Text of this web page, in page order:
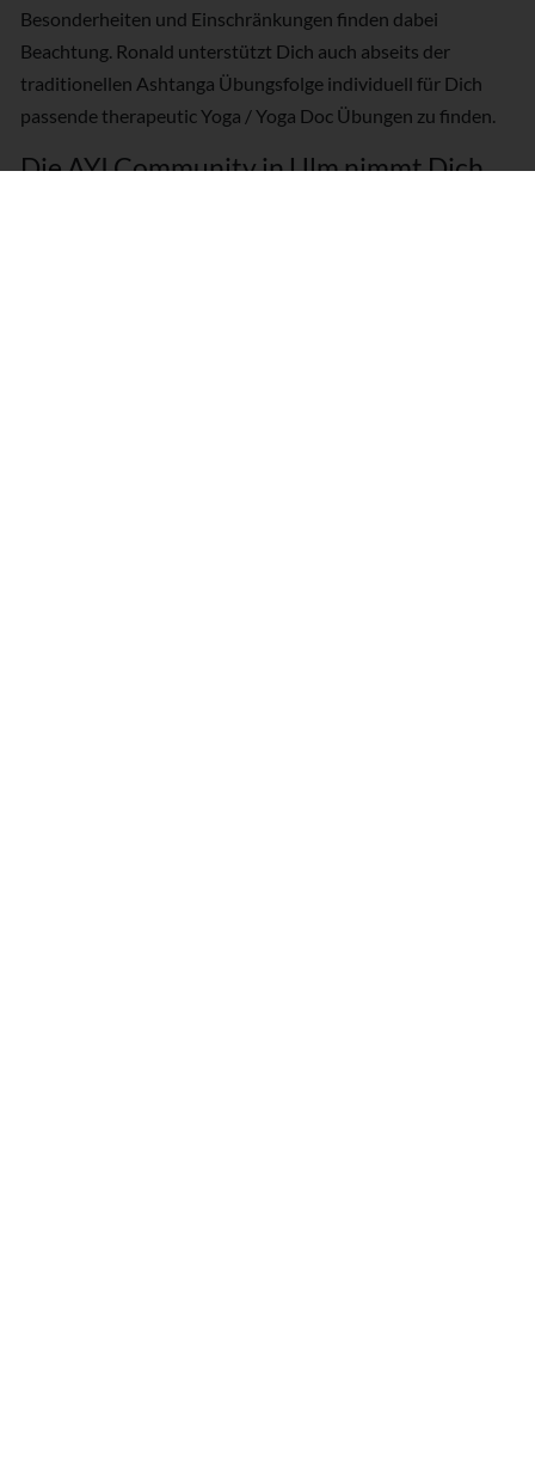
Besonderheiten und Einschränkungen finden dabei
Beachtung. Ronald unterstützt Dich auch abseits der
traditionellen Ashtanga Übungsfolge individuell für Dich
passende therapeutic Yoga / Yoga Doc Übungen zu finden.
Die AYI Community in Ulm nimmt Dich